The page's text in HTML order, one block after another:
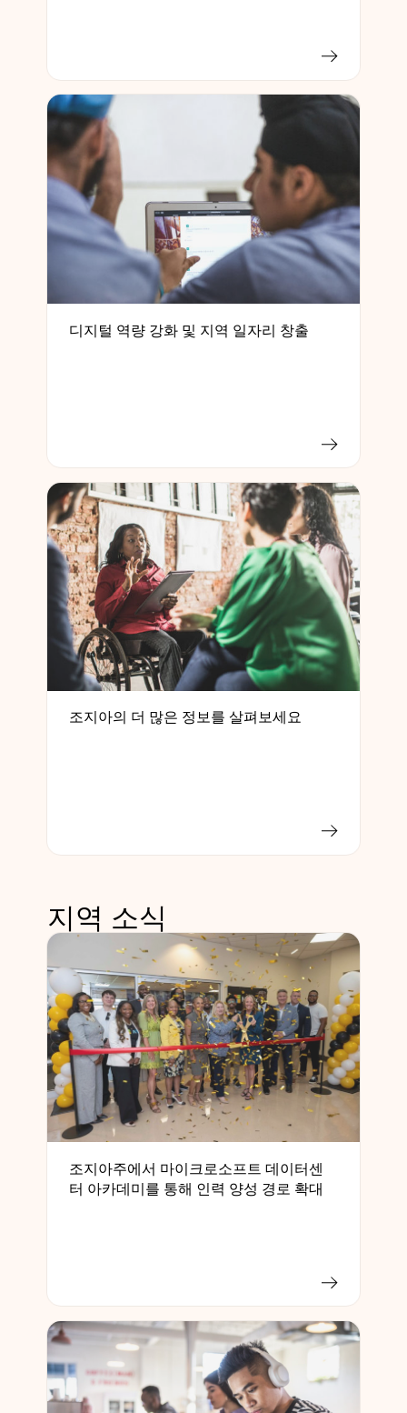
디지털 역량 강화 및 지역 일자리 창출
조지아의 더 많은 정보를 살펴보세요
지역 소식
조지아주에서 마이크로소프트 데이터센
터 아카데미를 통해 인력 양성 경로 확대